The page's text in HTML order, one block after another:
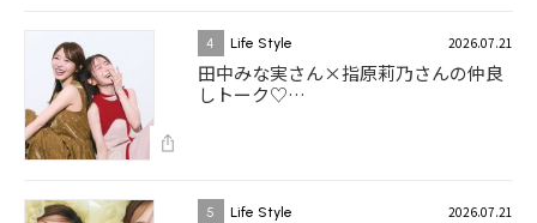
4 Life Style 2026.07.21
田中みな実さん×指原莉乃さんの仲良
しトーク♡…
5 Life Style 2026.07.21